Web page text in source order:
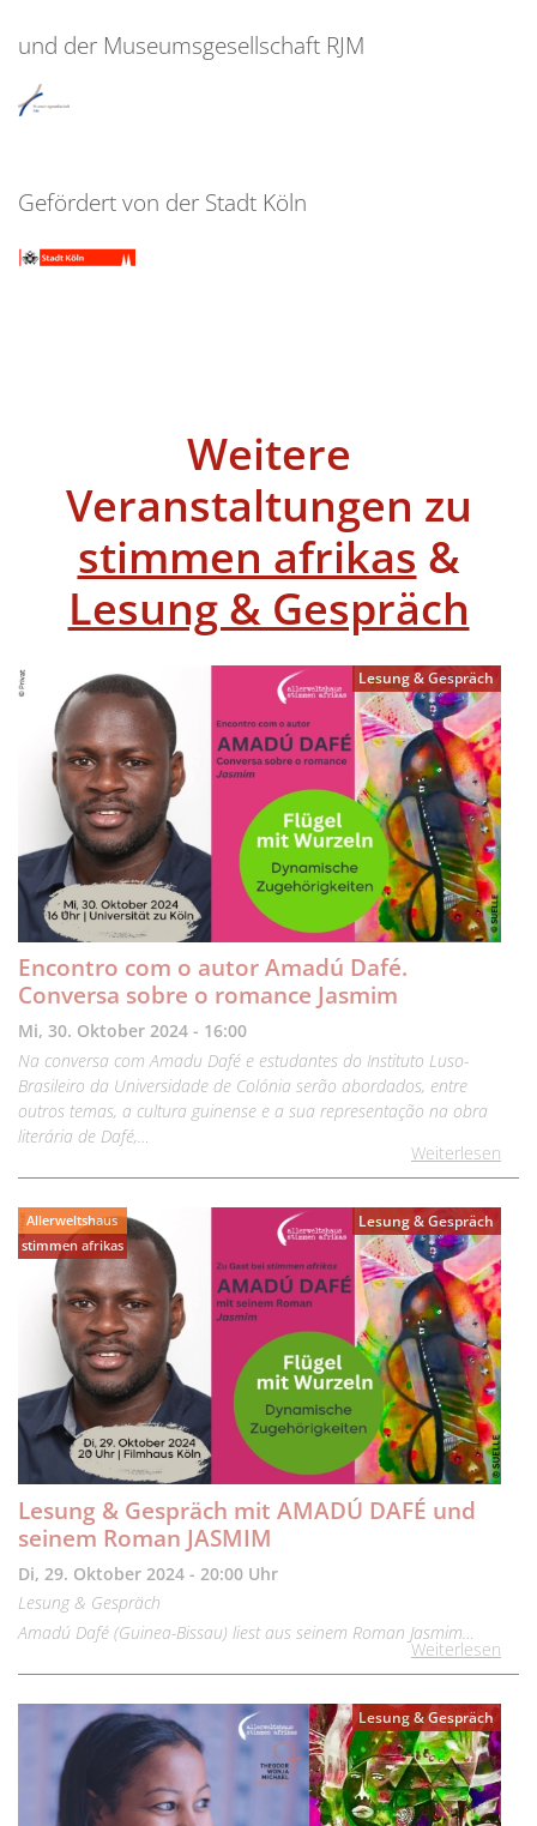
und der Museumsgesellschaft RJM
Gefördert von der Stadt Köln
Weitere
Veranstaltungen zu
stimmen afrikas &
Lesung & Gespräch
Lesung & Gespräch
Encontro com o autor Amadú Dafé.
Conversa sobre o romance Jasmim
Mi, 30. Oktober 2024 - 16:00
Na conversa com Amadu Dafé e estudantes do Instituto Luso-
Brasileiro da Universidade de Colónia serão abordados, entre
outros temas, a cultura guinense e a sua representação na obra
literária de Dafé,…
Weiterlesen
Allerweltshaus
stimmen afrikas
Lesung & Gespräch
Lesung & Gespräch mit AMADÚ DAFÉ und
seinem Roman JASMIM
Di, 29. Oktober 2024 - 20:00 Uhr
Lesung & Gespräch
Amadú Dafé (Guinea-Bissau) liest aus seinem Roman Jasmim…
Weiterlesen
Lesung & Gespräch